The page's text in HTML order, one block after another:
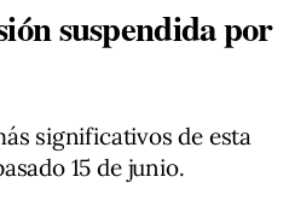
suspendida por
significativos de esta
15 de junio.